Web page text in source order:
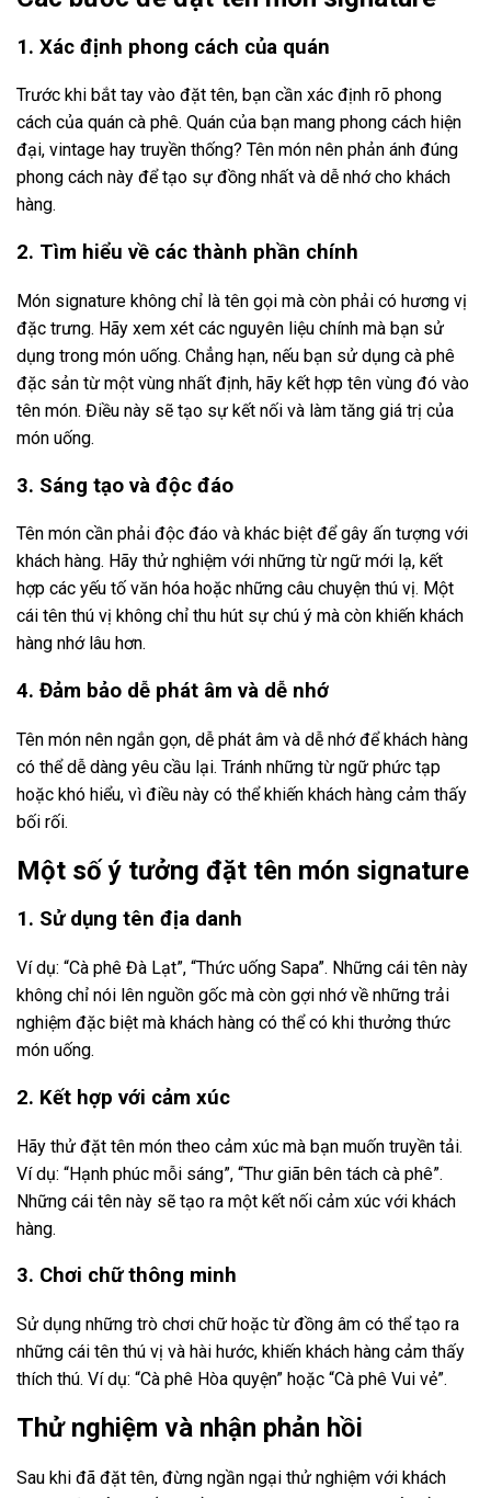
1. Xác định phong cách của quán
Trước khi bắt tay vào đặt tên, bạn cần xác định rõ phong
cách của quán cà phê. Quán của bạn mang phong cách hiện
đại, vintage hay truyền thống? Tên món nên phản ánh đúng
phong cách này để tạo sự đồng nhất và dễ nhớ cho khách
hàng.
2. Tìm hiểu về các thành phần chính
Món signature không chỉ là tên gọi mà còn phải có hương vị
đặc trưng. Hãy xem xét các nguyên liệu chính mà bạn sử
dụng trong món uống. Chẳng hạn, nếu bạn sử dụng cà phê
đặc sản từ một vùng nhất định, hãy kết hợp tên vùng đó vào
tên món. Điều này sẽ tạo sự kết nối và làm tăng giá trị của
món uống.
3. Sáng tạo và độc đáo
Tên món cần phải độc đáo và khác biệt để gây ấn tượng với
khách hàng. Hãy thử nghiệm với những từ ngữ mới lạ, kết
hợp các yếu tố văn hóa hoặc những câu chuyện thú vị. Một
cái tên thú vị không chỉ thu hút sự chú ý mà còn khiến khách
hàng nhớ lâu hơn.
4. Đảm bảo dễ phát âm và dễ nhớ
Tên món nên ngắn gọn, dễ phát âm và dễ nhớ để khách hàng
có thể dễ dàng yêu cầu lại. Tránh những từ ngữ phức tạp
hoặc khó hiểu, vì điều này có thể khiến khách hàng cảm thấy
bối rối.
Một số ý tưởng đặt tên món signature
1. Sử dụng tên địa danh
Ví dụ: “Cà phê Đà Lạt”, “Thức uống Sapa”. Những cái tên này
không chỉ nói lên nguồn gốc mà còn gợi nhớ về những trải
nghiệm đặc biệt mà khách hàng có thể có khi thưởng thức
món uống.
2. Kết hợp với cảm xúc
Hãy thử đặt tên món theo cảm xúc mà bạn muốn truyền tải.
Ví dụ: “Hạnh phúc mỗi sáng”, “Thư giãn bên tách cà phê”.
Những cái tên này sẽ tạo ra một kết nối cảm xúc với khách
hàng.
3. Chơi chữ thông minh
Sử dụng những trò chơi chữ hoặc từ đồng âm có thể tạo ra
những cái tên thú vị và hài hước, khiến khách hàng cảm thấy
thích thú. Ví dụ: “Cà phê Hòa quyện” hoặc “Cà phê Vui vẻ”.
Thử nghiệm và nhận phản hồi
Sau khi đã đặt tên, đừng ngần ngại thử nghiệm với khách